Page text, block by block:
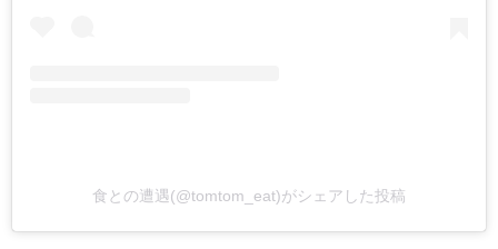
食との遭遇(@tomtom_eat)がシェアした投稿